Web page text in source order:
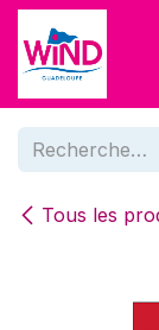
Se rendre au
Tous les